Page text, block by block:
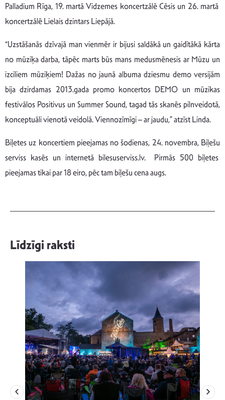
Palladium Rīga, 19. martā Vidzemes koncertzālē Cēsis un 26. martā
koncertzālē Lielais dzintars Liepājā.
“Uzstāšanās dzīvajā man vienmēr ir bijusi saldākā un gaidītākā kārta
no mūziķa darba, tāpēc marts būs mans medusmēnesis ar Mūzu un
izciliem mūziķiem! Dažas no jaunā albuma dziesmu demo versijām
bija dzirdamas 2013.gada promo koncertos DEMO un mūzikas
festivālos Positivus un Summer Sound, tagad tās skanēs pilnveidotā,
konceptuāli vienotā veidolā. Viennozīmīgi – ar jaudu,” atzīst Linda.
Biļetes uz koncertiem pieejamas no šodienas, 24. novembra, Biļešu
serviss kasēs un internetā bilesuserviss.lv. Pirmās 500 biļetes
pieejamas tikai par 18 eiro, pēc tam biļešu cena augs.
Līdzīgi raksti